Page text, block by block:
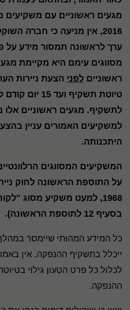
מגעים ראשוניים עם משקיעים
2016, אין מניעה כי חברה
ערך לראשונה תמסור מידע על
מסווגים עימם היא מקיימת
ראשוניים לפני הצעת ניירות
טיוטת תשקיף ועד
לתשקיף. מגעים ראשוניים
למשקיעים האמורים עניין
היתכנותה.
המשקיעים המסווגים
על התוספת הראשונה לחוק
1968, למעט משקיע מסוג
בסעיף 12 לתוספת הראשונה).
כל המידע המהותי שיימסר
ייכלל בתשקיף ההנפקה. אין
לכלול כל פרט הטעון גילוי
ההנפקה.